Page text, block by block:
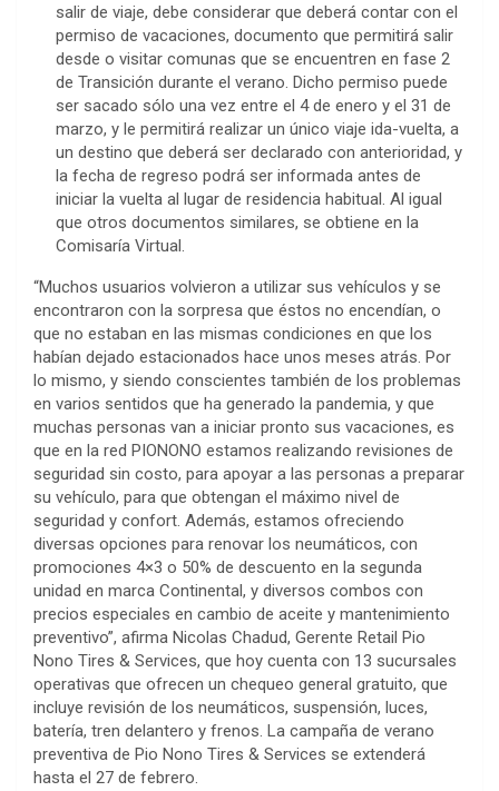
salir de viaje, debe considerar que deberá contar con el
permiso de vacaciones, documento que permitirá salir
desde o visitar comunas que se encuentren en fase 2
de Transición durante el verano. Dicho permiso puede
ser sacado sólo una vez entre el 4 de enero y el 31 de
marzo, y le permitirá realizar un único viaje ida-vuelta, a
un destino que deberá ser declarado con anterioridad, y
la fecha de regreso podrá ser informada antes de
iniciar la vuelta al lugar de residencia habitual. Al igual
que otros documentos similares, se obtiene en la
Comisaría Virtual.
“Muchos usuarios volvieron a utilizar sus vehículos y se
encontraron con la sorpresa que éstos no encendían, o
que no estaban en las mismas condiciones en que los
habían dejado estacionados hace unos meses atrás. Por
lo mismo, y siendo conscientes también de los problemas
en varios sentidos que ha generado la pandemia, y que
muchas personas van a iniciar pronto sus vacaciones, es
que en la red PIONONO estamos realizando revisiones de
seguridad sin costo, para apoyar a las personas a preparar
su vehículo, para que obtengan el máximo nivel de
seguridad y confort. Además, estamos ofreciendo
diversas opciones para renovar los neumáticos, con
promociones 4×3 o 50% de descuento en la segunda
unidad en marca Continental, y diversos combos con
precios especiales en cambio de aceite y mantenimiento
preventivo”, afirma Nicolas Chadud, Gerente Retail Pio
Nono Tires & Services, que hoy cuenta con 13 sucursales
operativas que ofrecen un chequeo general gratuito, que
incluye revisión de los neumáticos, suspensión, luces,
batería, tren delantero y frenos. La campaña de verano
preventiva de Pio Nono Tires & Services se extenderá
hasta el 27 de febrero.